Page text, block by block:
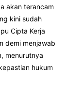
akan terancam
kini sudah
Cipta Kerja
demi menjawab
menurutnya
hukum